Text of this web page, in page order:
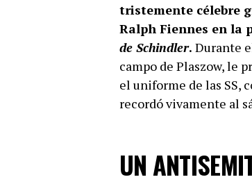
tristemente célebre
Ralph Fiennes en la
de Schindler. Durante
campo de Plaszow, le
el uniforme de las SS,
recordó vivamente al
UN